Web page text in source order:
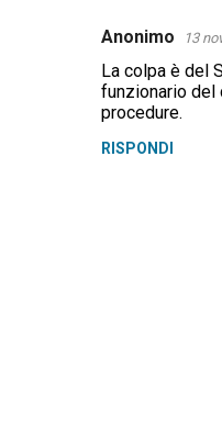
Anonimo 13
La colpa è del
funzionario del
procedure.
RISPONDI